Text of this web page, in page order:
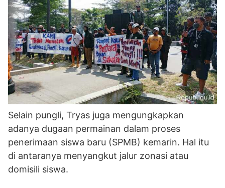
Selain pungli, Tryas juga mengungkapkan
adanya dugaan permainan dalam proses
penerimaan siswa baru (SPMB) kemarin. Hal itu
di antaranya menyangkut jalur zonasi atau
domisili siswa.